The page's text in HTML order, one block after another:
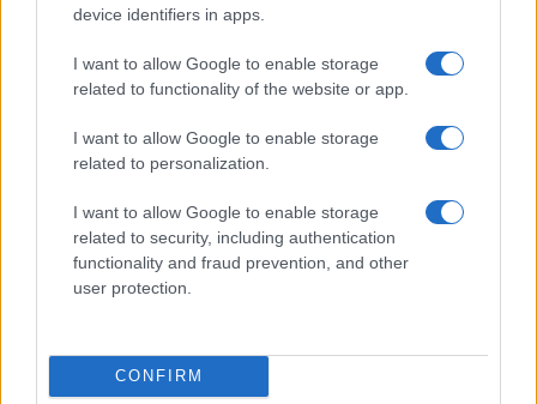
device identifiers in apps.
I want to allow Google to enable storage
related to functionality of the website or app.
I want to allow Google to enable storage
related to personalization.
I want to allow Google to enable storage
related to security, including authentication
functionality and fraud prevention, and other
user protection.
CONFIRM
Quando il gioco di squadra insegna a vivere: calcio, storia e
NEWS